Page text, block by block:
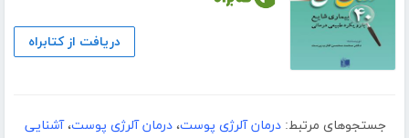
دریافت از کتابراه
جستجوهای مرتبط: درمان آلرژی پوست، درمان آلرژی پوست،آشنایی